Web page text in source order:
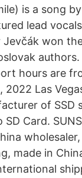
is a song
lead
won
hours are
Las
of SSD
Card.
made in